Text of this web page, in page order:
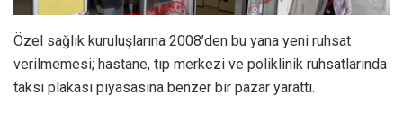
Özel sağlık kuruluşlarına 2008’den bu yana yeni ruhsat
verilmemesi; hastane, tıp merkezi ve poliklinik ruhsatlarında
taksi plakası piyasasına benzer bir pazar yarattı.